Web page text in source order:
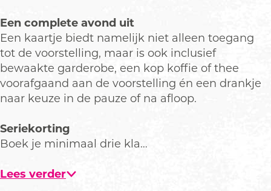
l
d
o
l
d
W
o
r
l
d
l
d
e
W
o
r
l
d
Een complete avond uit
Een kaartje biedt namelijk niet alleen toegang
tot de voorstelling, maar is ook inclusief
bewaakte garderobe, een kop koffie of thee
voorafgaand aan de voorstelling én een drankje
naar keuze in de pauze of na afloop.
Seriekorting
Boek je minimaal drie kla…
Lees verder